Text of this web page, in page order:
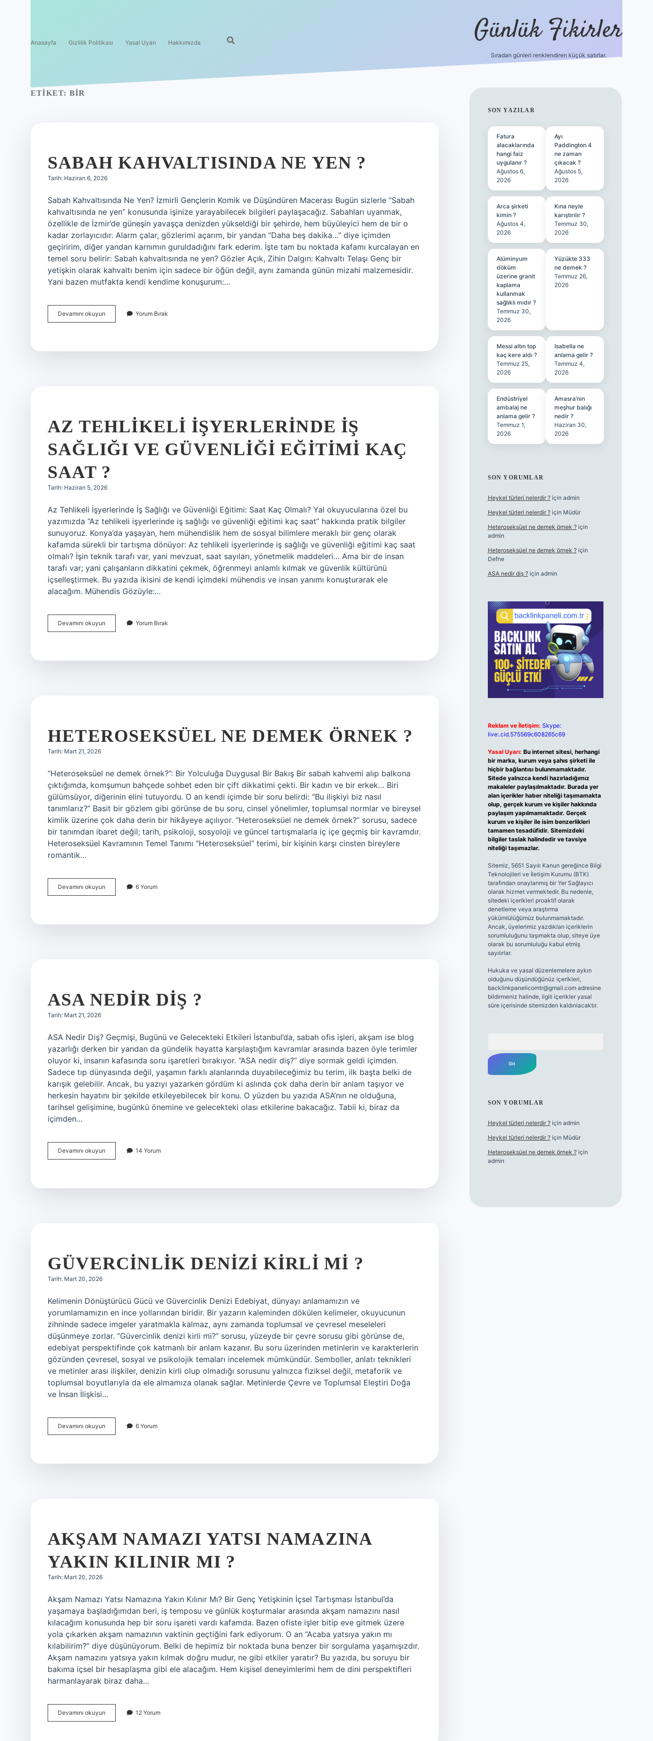
Anasayfa Gizlilik Politikası Yasal Uyarı Hakkımızda Günlük Fikirler
Sıradan günleri renklendiren küçük satırlar.
ETIKET: BIR
SABAH KAHVALTISINDA NE YEN ?
Tarih: Haziran 6, 2026
Sabah Kahvaltısında Ne Yen? İzmirli Gençlerin Komik ve Düşündüren Macerası Bugün sizlerle “Sabah
kahvaltısında ne yen” konusunda işinize yarayabilecek bilgileri paylaşacağız. Sabahları uyanmak,
özellikle de İzmir’de güneşin yavaşça denizden yükseldiği bir şehirde, hem büyüleyici hem de bir o
kadar zorlayıcıdır. Alarm çalar, gözlerimi açarım, bir yandan “Daha beş dakika…” diye içimden
geçiririm, diğer yandan karnımın guruldadığını fark ederim. İşte tam bu noktada kafamı kurcalayan en
temel soru belirir: Sabah kahvaltısında ne yen? Gözler Açık, Zihin Dalgın: Kahvaltı Telaşı Genç bir
yetişkin olarak kahvaltı benim için sadece bir öğün değil, aynı zamanda günün mizahi malzemesidir.
Yani bazen mutfakta kendi kendime konuşurum:…
Devamını okuyun
kahvaltısında
Yorum Bırak
AZ TEHLIKELI IŞYERLERINDE IŞ
SAĞLIĞI VE GÜVENLIĞI EĞITIMI KAÇ
SAAT ?
Tarih: Haziran 5, 2026
Az Tehlikeli İşyerlerinde İş Sağlığı ve Güvenliği Eğitimi: Saat Kaç Olmalı? Yal okuyucularına özel bu
yazımızda “Az tehlikeli işyerlerinde iş sağlığı ve güvenliği eğitimi kaç saat” hakkında pratik bilgiler
sunuyoruz. Konya’da yaşayan, hem mühendislik hem de sosyal bilimlere meraklı bir genç olarak
kafamda sürekli bir tartışma dönüyor: Az tehlikeli işyerlerinde iş sağlığı ve güvenliği eğitimi kaç saat
olmalı? İşin teknik tarafı var, yani mevzuat, saat sayıları, yönetmelik maddeleri… Ama bir de insan
tarafı var; yani çalışanların dikkatini çekmek, öğrenmeyi anlamlı kılmak ve güvenlik kültürünü
içselleştirmek. Bu yazıda ikisini de kendi içimdeki mühendis ve insan yanımı konuşturarak ele
alacağım. Mühendis Gözüyle:…
Devamını okuyun
tehlikeli
Yorum Bırak
HETEROSEKSÜEL NE DEMEK ÖRNEK ?
Tarih: Mart 21, 2026
“Heteroseksüel ne demek örnek?”: Bir Yolculuğa Duygusal Bir Bakış Bir sabah kahvemi alıp balkona
çıktığımda, komşumun bahçede sohbet eden bir çift dikkatimi çekti. Bir kadın ve bir erkek… Biri
gülümsüyor, diğerinin elini tutuyordu. O an kendi içimde bir soru belirdi: “Bu ilişkiyi biz nasıl
tanımlarız?” Basit bir gözlem gibi görünse de bu soru, cinsel yönelimler, toplumsal normlar ve bireysel
kimlik üzerine çok daha derin bir hikâyeye açılıyor. “Heteroseksüel ne demek örnek?” sorusu, sadece
bir tanımdan ibaret değil; tarih, psikoloji, sosyoloji ve güncel tartışmalarla iç içe geçmiş bir kavramdır.
Heteroseksüel Kavramının Temel Tanımı “Heteroseksüel” terimi, bir kişinin karşı cinsten bireylere
romantik…
Devamını okuyun Heteroseksüel
ne
6 Yorum
ASA NEDIR DIŞ ?
Tarih: Mart 21, 2026
ASA Nedir Diş? Geçmişi, Bugünü ve Gelecekteki Etkileri İstanbul’da, sabah ofis işleri, akşam ise blog
yazarlığı derken bir yandan da gündelik hayatta karşılaştığım kavramlar arasında bazen öyle terimler
oluyor ki, insanın kafasında soru işaretleri bırakıyor. “ASA nedir diş?” diye sormak geldi içimden.
Sadece tıp dünyasında değil, yaşamın farklı alanlarında duyabileceğimiz bu terim, ilk başta belki de
karışık gelebilir. Ancak, bu yazıyı yazarken gördüm ki aslında çok daha derin bir anlam taşıyor ve
herkesin hayatını bir şekilde etkileyebilecek bir konu. O yüzden bu yazıda ASA’nın ne olduğuna,
tarihsel gelişimine, bugünkü önemine ve gelecekteki olası etkilerine bakacağız. Tabii ki, biraz da
içimden…
Devamını okuyun
nedir
14 Yorum
GÜVERCINLIK DENIZI KIRLI MI ?
Tarih: Mart 20, 2026
Kelimenin Dönüştürücü Gücü ve Güvercinlik Denizi Edebiyat, dünyayı anlamamızın ve
yorumlamamızın en ince yollarından biridir. Bir yazarın kaleminden dökülen kelimeler, okuyucunun
zihninde sadece imgeler yaratmakla kalmaz, aynı zamanda toplumsal ve çevresel meseleleri
düşünmeye zorlar. “Güvercinlik denizi kirli mi?” sorusu, yüzeyde bir çevre sorusu gibi görünse de,
edebiyat perspektifinde çok katmanlı bir anlam kazanır. Bu soru üzerinden metinlerin ve karakterlerin
gözünden çevresel, sosyal ve psikolojik temaları incelemek mümkündür. Semboller, anlatı teknikleri
ve metinler arası ilişkiler, denizin kirli olup olmadığı sorusunu yalnızca fiziksel değil, metaforik ve
toplumsal boyutlarıyla da ele almamıza olanak sağlar. Metinlerde Çevre ve Toplumsal Eleştiri Doğa
ve İnsan İlişkisi…
Devamını okuyun Güvercinlik
denizi
6 Yorum
AKŞAM NAMAZI YATSI NAMAZINA
YAKIN KILINIR MI ?
Tarih: Mart 20, 2026
Akşam Namazı Yatsı Namazına Yakın Kılınır Mı? Bir Genç Yetişkinin İçsel Tartışması İstanbul’da
yaşamaya başladığımdan beri, iş temposu ve günlük koşturmalar arasında akşam namazını nasıl
kılacağım konusunda hep bir soru işareti vardı kafamda. Bazen ofiste işler bitip eve gitmek üzere
yola çıkarken akşam namazının vaktinin geçtiğini fark ediyorum. O an “Acaba yatsıya yakın mı
kılabilirim?” diye düşünüyorum. Belki de hepimiz bir noktada buna benzer bir sorgulama yaşamışızdır.
Akşam namazını yatsıya yakın kılmak doğru mudur, ne gibi etkiler yaratır? Bu yazıda, bu soruyu bir
bakıma içsel bir hesaplaşma gibi ele alacağım. Hem kişisel deneyimlerimi hem de dini perspektifleri
harmanlayarak biraz daha…
Devamını okuyun
namazı
12 Yorum
SIDEBAR
SON YAZILAR
Fatura
alacaklarında
hangi faiz
uygulanır ?
Ağustos 6,
2026
Ayı
Paddington 4
ne zaman
çıkacak ?
Ağustos 5,
2026
Arca şirketi
kimin ?
Ağustos 4,
2026
Kına neyle
karıştırılır ?
Temmuz 30,
2026
Alüminyum
döküm
üzerine granit
kaplama
kullanmak
sağlıklı mıdır ?
Temmuz 30,
2026
Yüzükte 333
ne demek ?
Temmuz 26,
2026
Messi altın top
kaç kere aldı ?
Temmuz 25,
2026
Isabella ne
anlama gelir ?
Temmuz 4,
2026
Endüstriyel
ambalaj ne
anlama gelir ?
Temmuz 1,
2026
Amasra’nın
meşhur balığı
nedir ?
Haziran 30,
2026
SON YORUMLAR
Heykel türleri nelerdir ?için admin
Heykel türleri nelerdir ?için Müdür
Heteroseksüel ne demek örnek ?için
admin
Heteroseksüel ne demek örnek ?için
Defne
ASA nedir diş ?için admin
Reklam ve İletişim: Skype:
live:.cid.575569c608265c69
Yasal Uyarı: Bu internet sitesi, herhangi
bir marka, kurum veya şahıs şirketi ile
hiçbir bağlantısı bulunmamaktadır.
Sitede yalnızca kendi hazırladığımız
makaleler paylaşılmaktadır. Burada yer
alan içerikler haber niteliği taşımamakta
olup, gerçek kurum ve kişiler hakkında
paylaşım yapılmamaktadır. Gerçek
kurum ve kişiler ile isim benzerlikleri
tamamen tesadüfidir. Sitemizdeki
bilgiler taslak halindedir ve tavsiye
niteliği taşımazlar.
Sitemiz, 5651 Sayılı Kanun gereğince Bilgi
Teknolojileri ve İletişim Kurumu (BTK)
tarafından onaylanmış bir Yer Sağlayıcı
olarak hizmet vermektedir. Bu nedenle,
sitedeki içerikleri proaktif olarak
denetleme veya araştırma
yükümlülüğümüz bulunmamaktadır.
Ancak, üyelerimiz yazdıkları içeriklerin
sorumluluğunu taşımakta olup, siteye üye
olarak bu sorumluluğu kabul etmiş
sayılırlar.
Hukuka ve yasal düzenlemelere aykırı
olduğunu düşündüğünüz içerikleri,
backlinkpanelicomtr@gmail.comadresine
bildirmeniz halinde, ilgili içerikler yasal
süre içerisinde sitemizden kaldırılacaktır.
SON YORUMLAR
Heykel türleri nelerdir ?için admin
Heykel türleri nelerdir ?için Müdür
Heteroseksüel ne demek örnek ?için
admin
ilbet güncel